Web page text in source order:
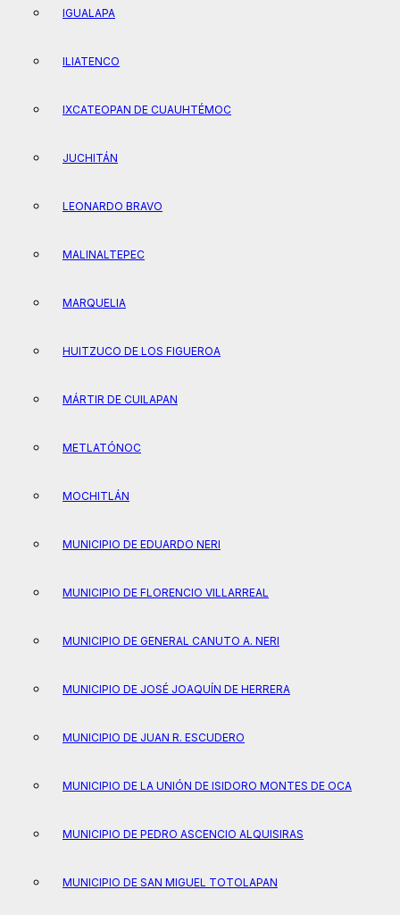
IGUALAPA
ILIATENCO
IXCATEOPAN DE CUAUHTÉMOC
JUCHITÁN
LEONARDO BRAVO
MALINALTEPEC
MARQUELIA
HUITZUCO DE LOS FIGUEROA
MÁRTIR DE CUILAPAN
METLATÓNOC
MOCHITLÁN
MUNICIPIO DE EDUARDO NERI
MUNICIPIO DE FLORENCIO VILLARREAL
MUNICIPIO DE GENERAL CANUTO A. NERI
MUNICIPIO DE JOSÉ JOAQUÍN DE HERRERA
MUNICIPIO DE JUAN R. ESCUDERO
MUNICIPIO DE LA UNIÓN DE ISIDORO MONTES DE OCA
MUNICIPIO DE PEDRO ASCENCIO ALQUISIRAS
MUNICIPIO DE SAN MIGUEL TOTOLAPAN